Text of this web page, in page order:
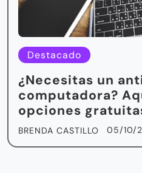
Destacado
¿Necesitas un
computadora?
opciones
BRENDA CASTILLO 05/10/